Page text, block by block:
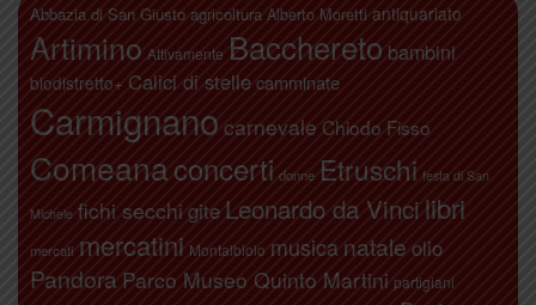
Abbazia di San Giusto agricoltura Alberto Moretti antiquariato
Artimino Attivamente Bacchereto bambini
biodistretto+ Calici di stellecamminate
Carmignano carnevale Chiodo Fisso
Comeanaconcerti donne Etruschi festa di San
Michele fichi secchi gite Leonardo da Vinci libri
mercati mercatini Montalbiolo musica natale olio
Pandora Parco Museo Quinto Martini partigiani